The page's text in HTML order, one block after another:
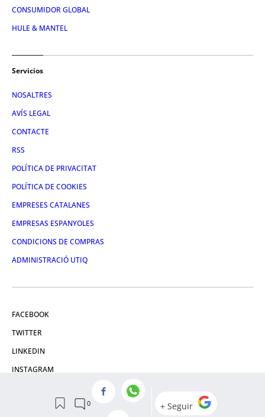
CONSUMIDOR GLOBAL
HULE & MANTEL
Servicios
NOSALTRES
AVÍS LEGAL
CONTACTE
RSS
POLÍTICA DE PRIVACITAT
POLÍTICA DE COOKIES
EMPRESES CATALANES
EMPRESAS ESPANYOLES
CONDICIONS DE COMPRAS
ADMINISTRACIÓ UTIQ
FACEBOOK
TWITTER
LINKEDIN
INSTAGRAM